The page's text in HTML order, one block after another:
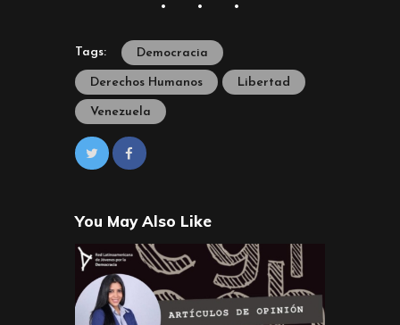
Tags: Democracia
Derechos Humanos Libertad
Venezuela
You May Also Like